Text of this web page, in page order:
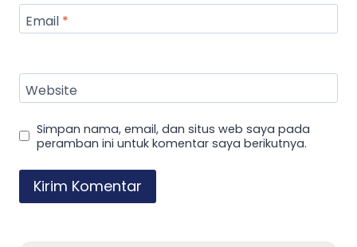
Email *
Website
Simpan nama, email, dan situs web saya pada
peramban ini untuk komentar saya berikutnya.